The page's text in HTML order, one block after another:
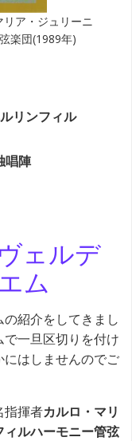
ア・ジュリーニ
楽団(1989年)
リンフィル
唱陣
ェルデ
ム
紹介をしてきまし
一旦区切りを付け
はしませんのでご
指揮者カルロ・マリ
ィルハーモニー管弦